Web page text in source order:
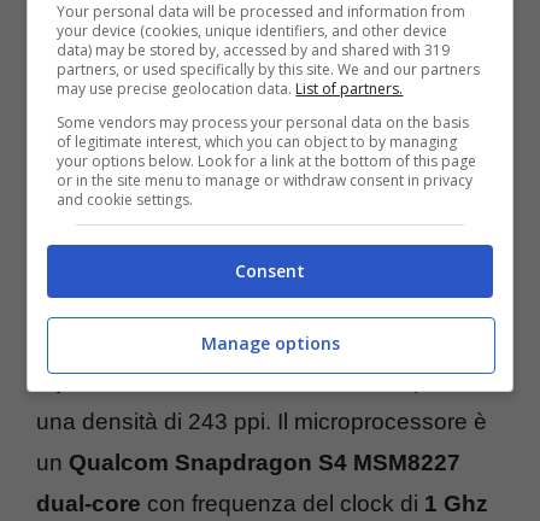
Sony Xperia M
giapponese che segue la gamma dei
dispositivi Xperia ed è come un fratello
Xperia L. Ha undisplay TFT da
4 pollicicon risoluzione di480×845pixel e
una densità di 243 ppi. Il microprocessore è
un Qualcom Snapdragon S4 MSM8227
dual-core con frequenza del clock di 1 Ghz
Your personal data will be processed and information from
your device (cookies, unique identifiers, and other device
data) may be stored by, accessed by and shared with 319
partners, or used specifically by this site. We and our partners
may use precise geolocation data. List of partners.
Some vendors may process your personal data on the basis
of legitimate interest, which you can object to by managing
your options below. Look for a link at the bottom of this page
or in the site menu to manage or withdraw consent in privacy
and cookie settings.
Consent
Manage options